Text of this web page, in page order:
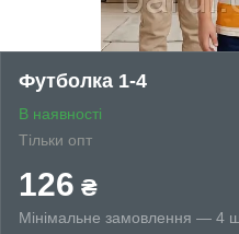
Футболка 1-4
В наявності
Тільки опт
126 ₴
Мінімальне замовлення — 4